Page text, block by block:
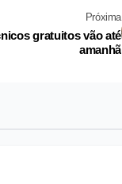
Próxima
gratuitos vão até
amanhã